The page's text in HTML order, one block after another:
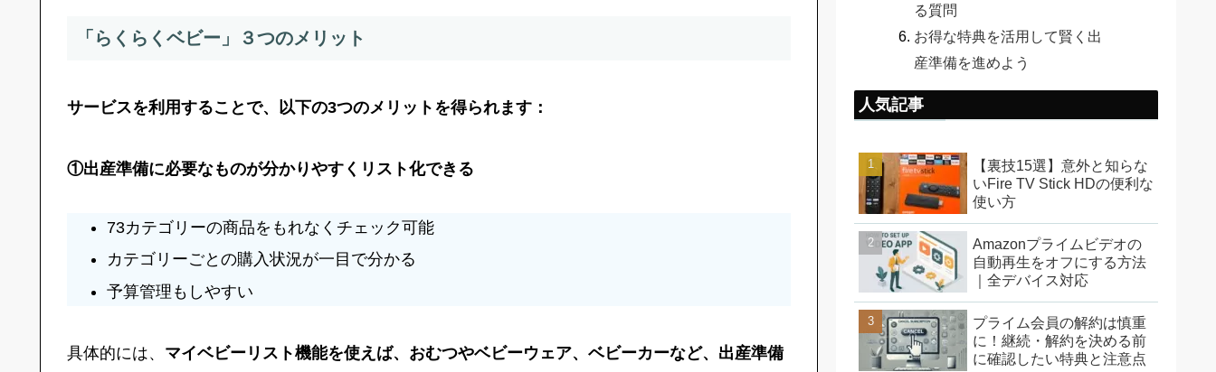
「らくらくベビー」３つのメリット
サービスを利用することで、以下の3つのメリットを得られます：
①出産準備に必要なものが分かりやすくリスト化できる
73カテゴリーの商品をもれなくチェック可能
カテゴリーごとの購入状況が一目で分かる
予算管理もしやすい
具体的には、 マイベビーリスト機能を使えば、おむつやベビーウェア、ベビーカーなど、出産準備
る質問
お得な特典を活用して賢く出
産準備を進めよう
人気記事
【裏技15選】意外と知らな
いFire TV Stick HDの便利な
使い方
Amazonプライムビデオの
自動再生をオフにする方法
｜全デバイス対応
プライム会員の解約は慎重
に！継続・解約を決める前
に確認したい特典と注意点